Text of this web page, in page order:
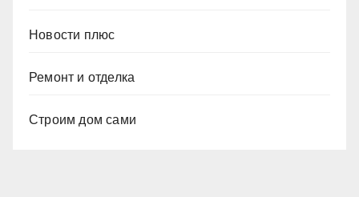
Новости плюс
Ремонт и отделка
Строим дом сами